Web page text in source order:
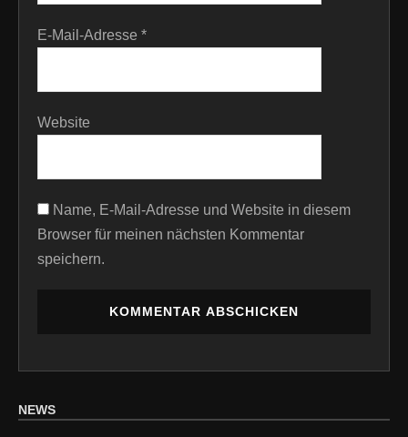
E-Mail-Adresse *
Website
Name, E-Mail-Adresse und Website in diesem
Browser für meinen nächsten Kommentar
speichern.
NEWS